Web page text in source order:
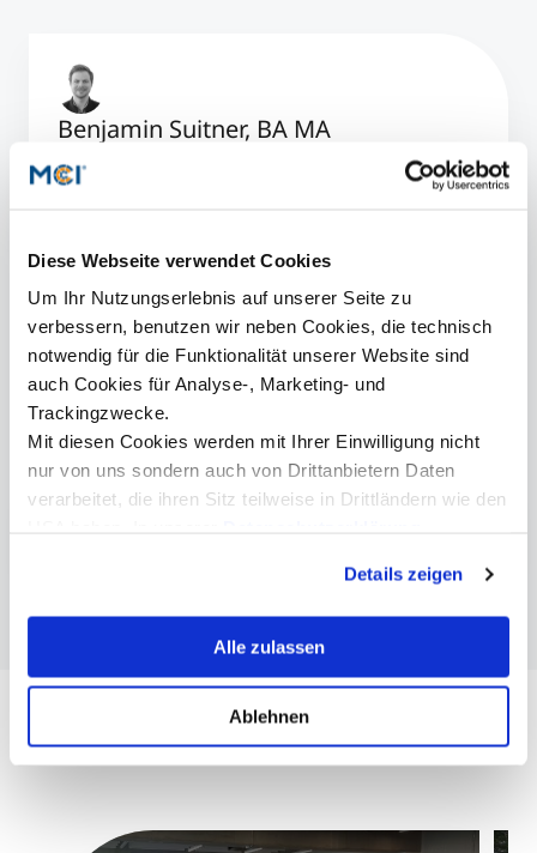
Diese Webseite verwendet Cookies
Um Ihr Nutzungserlebnis auf unserer Seite zu
verbessern, benutzen wir neben Cookies, die technisch
notwendig für die Funktionalität unserer Website sind
auch Cookies für Analyse-, Marketing- und
Trackingzwecke.
Mit diesen Cookies werden mit Ihrer Einwilligung nicht
nur von uns sondern auch von Drittanbietern Daten
verarbeitet, die ihren Sitz teilweise in Drittländern wie den
erklären Ihnen genau, was eine Datenübermittlung in die
USA bedeuten kann.
Details zeigen
Alle zulassen
Ablehnen
Benjamin Suitner, BA MA
Corporate Investment Management, Startups &
Entrepreneurship
benjamin.suitner@mci.edu
Am MCI wird Unternehmertum gelebt. © MCI/Kasper
Mehr Informationen